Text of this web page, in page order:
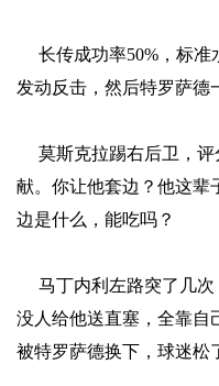
长传成功率50%，标
发动反击，然后特罗萨德
莫斯克拉踢右后卫，
献。你让他套边？他这辈
边是什么，能吃吗？
马丁内利左路突了几次
没人给他送直塞，全靠自
被特罗萨德换下，球迷松